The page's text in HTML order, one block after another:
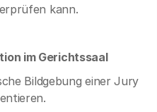
kann.
im Gerichtssaal
Bildgebung einer Jury